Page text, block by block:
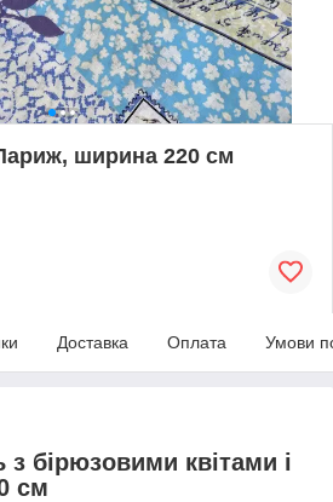
ширина 220 см
Доставка Оплата Умови
бірюзовими квітами і
см